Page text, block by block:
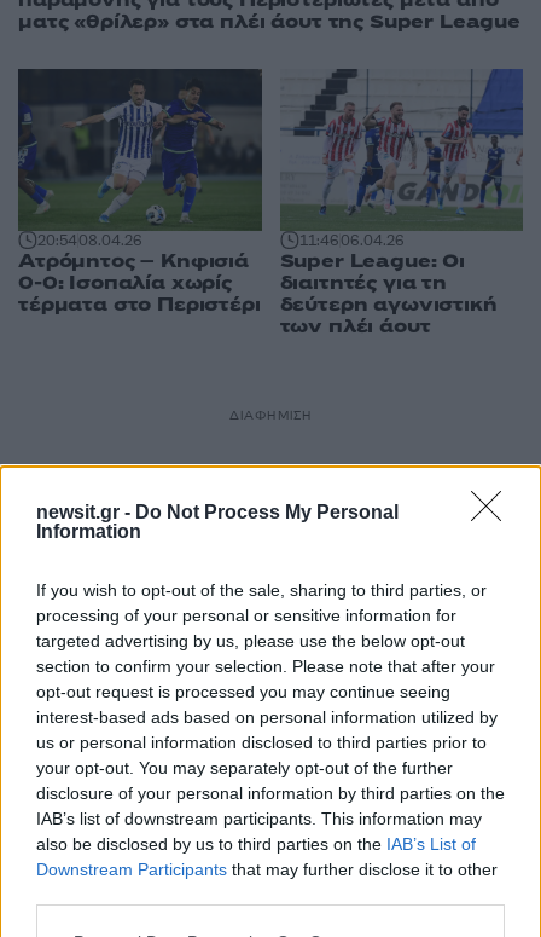
newsit.gr - Do Not Process My Personal
Information
If you wish to opt-out of the sale, sharing to third parties, or
processing of your personal or sensitive information for
targeted advertising by us, please use the below opt-out
section to confirm your selection. Please note that after your
opt-out request is processed you may continue seeing
interest-based ads based on personal information utilized by
us or personal information disclosed to third parties prior to
your opt-out. You may separately opt-out of the further
disclosure of your personal information by third parties on the
IAB’s list of downstream participants. This information may
also be disclosed by us to third parties on the IAB’s List of
Downstream Participants that may further disclose it to other
ματς «θρίλερ» στα πλέι άουτ της Super League
20:5408.04.26
Ατρόμητος – Κηφισιά
0-0: Ισοπαλία χωρίς
τέρματα στο Περιστέρι
11:4606.04.26
Super League: Οι
διαιτητές για τη
δεύτερη αγωνιστική
των πλέι άουτ
ΔΙΑΦΗΜΙΣΗ